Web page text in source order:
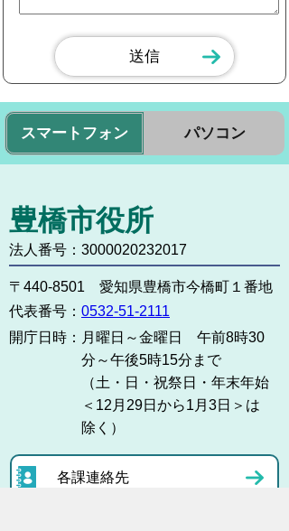
スマートフォン パソコン
豊橋市役所
法人番号：3000020232017
〒440-8501 愛知県豊橋市今橋町１番地
代表番号： 0532-51-2111
開庁日時： 月曜日～金曜日 午前8時30
分～午後5時15分まで
（土・日・祝祭日・年末年始
＜12月29日から1月3日＞は
除く）
各課連絡先